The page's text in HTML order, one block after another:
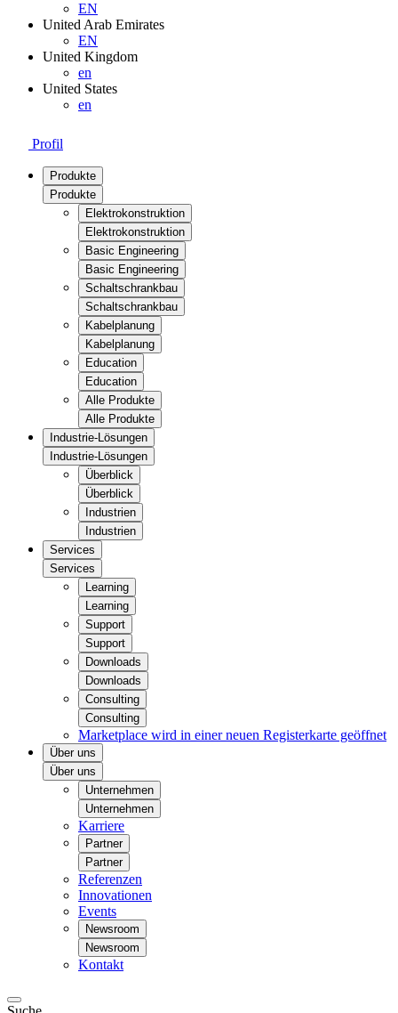
EN
United Arab Emirates
EN
United Kingdom
en
United States
en
Profil
Produkte
Produkte
Elektrokonstruktion
Elektrokonstruktion
Basic Engineering
Basic Engineering
Schaltschrankbau
Schaltschrankbau
Kabelplanung
Kabelplanung
Education
Education
Alle Produkte
Alle Produkte
Industrie-Lösungen
Industrie-Lösungen
Überblick
Überblick
Industrien
Industrien
Services
Services
Learning
Learning
Support
Support
Downloads
Downloads
Consulting
Consulting
Marketplace wird in einer neuen Registerkarte geöffnet
Über uns
Über uns
Unternehmen
Unternehmen
Karriere
Partner
Partner
Referenzen
Innovationen
Events
Newsroom
Newsroom
Kontakt